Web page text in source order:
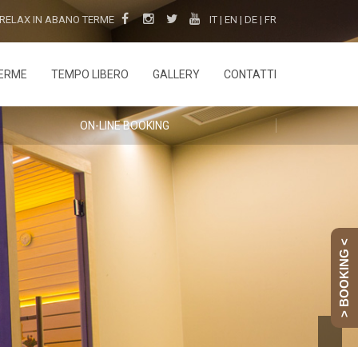
IN ABANO TERME IT | EN | DE | FR
TEMPO LIBERO GALLERY CONTATTI
ON-LINE BOOKING
> BOOKING <